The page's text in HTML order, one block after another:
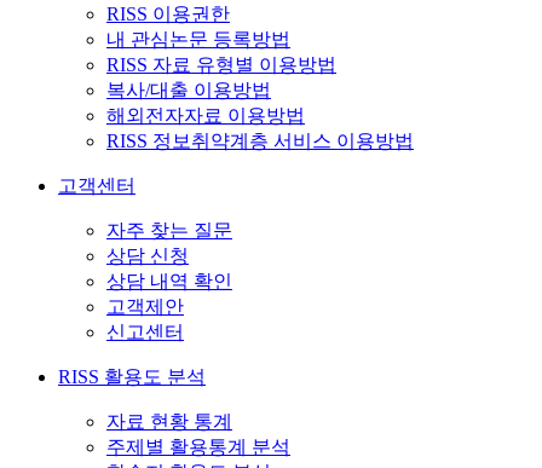
RISS 이용권한
내 관심논문 등록방법
RISS 자료 유형별 이용방법
복사/대출 이용방법
해외전자자료 이용방법
RISS 정보취약계층 서비스 이용방법
고객센터
자주 찾는 질문
상담 신청
상담 내역 확인
고객제안
신고센터
RISS 활용도 분석
자료 현황 통계
주제별 활용통계 분석